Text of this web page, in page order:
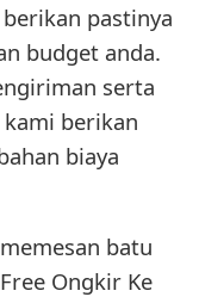
pastinya
budget anda.
serta
berikan
biaya
batu
Ongkir Ke